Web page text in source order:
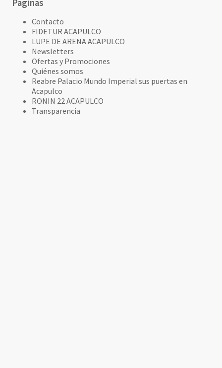
Páginas
Contacto
FIDETUR ACAPULCO
LUPE DE ARENA ACAPULCO
Newsletters
Ofertas y Promociones
Quiénes somos
Reabre Palacio Mundo Imperial sus puertas en
Acapulco
RONIN 22 ACAPULCO
Transparencia